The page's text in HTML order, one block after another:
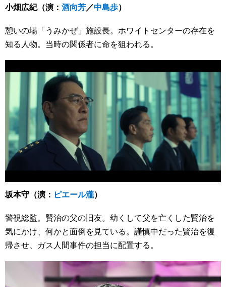
小畑広紀（演： 酒向芳／中島歩）
憩いの場「うみかぜ」施設長。ホワイトセンターの存在を
知る人物。当時の関係者に命を狙われる。
坂本守（演： ピエール瀧）
警視総監。賢治の父の旧友。幼くして父を亡くした賢治を
気にかけ、何かと面倒を見ている。謹慎中だった賢治を復
帰させ、ガス人間事件の担当に配置する。